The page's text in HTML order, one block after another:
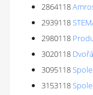
2864118
2939118
2980118
3020118
3095118
3153118